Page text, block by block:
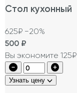
Стол кухонный
625₽ −20%
500 ₽
Вы экономите 125₽
Узнать цену